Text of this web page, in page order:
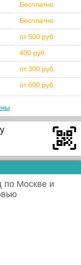
Бесплатно
Бесплатно
от 500 руб.
400 руб.
от 300 руб.
от 600 руб.
по Москве и